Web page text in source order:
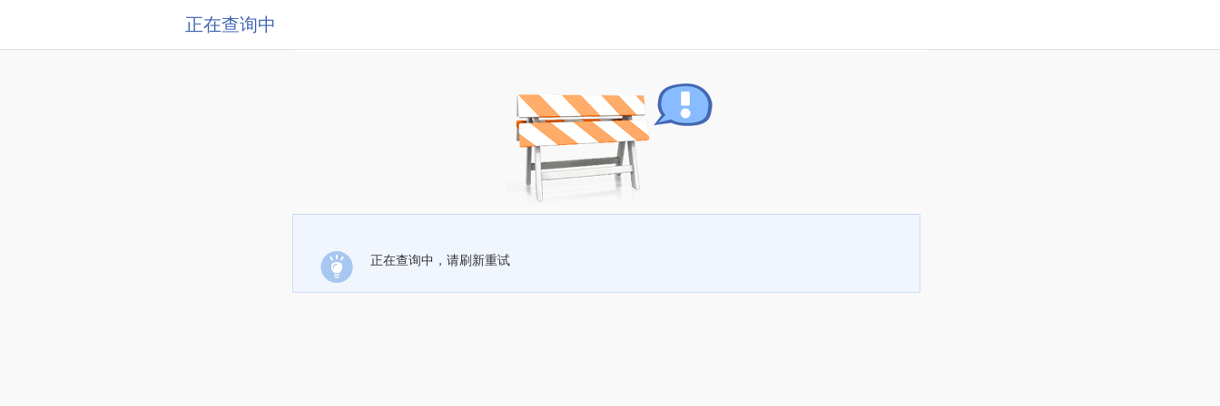
正在查询中
正在查询中，请刷新重试